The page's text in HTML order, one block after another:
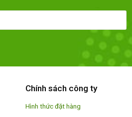
Chính sách công ty
Hình thức đặt hàng